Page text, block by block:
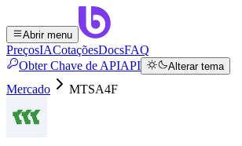
Abrir menu
PreçosIACotaçõesDocsFAQ
Obter Chave de APIAPI Alterar tema
Mercado MTSA4F